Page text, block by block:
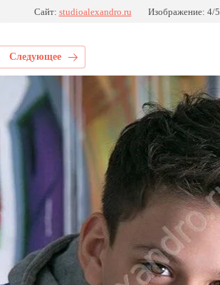
Сайт: studioalexandro.ru Изображение: 4/5
Следующее